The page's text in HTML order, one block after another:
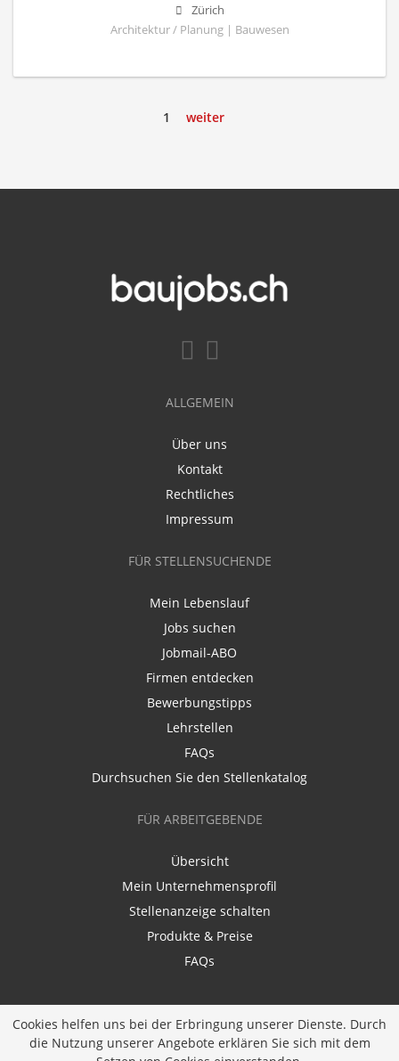
Zürich
Architektur / Planung | Bauwesen
1 weiter
ALLGEMEIN
Über uns
Kontakt
Rechtliches
Impressum
FÜR STELLENSUCHENDE
Mein Lebenslauf
Jobs suchen
Jobmail-ABO
Firmen entdecken
Bewerbungstipps
Lehrstellen
FAQs
Durchsuchen Sie den Stellenkatalog
FÜR ARBEITGEBENDE
Übersicht
Mein Unternehmensprofil
Stellenanzeige schalten
Produkte & Preise
FAQs
Cookies helfen uns bei der Erbringung unserer Dienste. Durch
die Nutzung unserer Angebote erklären Sie sich mit dem